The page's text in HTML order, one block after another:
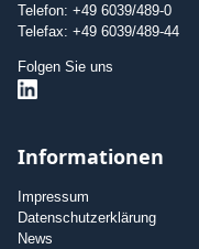
Telefon: +49 6039/489-0
Telefax: +49 6039/489-44
Folgen Sie uns
Informationen
Impressum
Datenschutzerklärung
News